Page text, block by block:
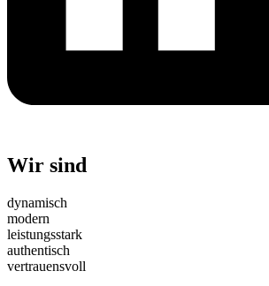
Wir sind
dynamisch
modern
leistungsstark
authentisch
vertrauensvoll